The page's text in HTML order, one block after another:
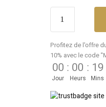
Profitez de l'offre
10% avec le code
00
Jour
: 00
Heurs
: 19
Mins